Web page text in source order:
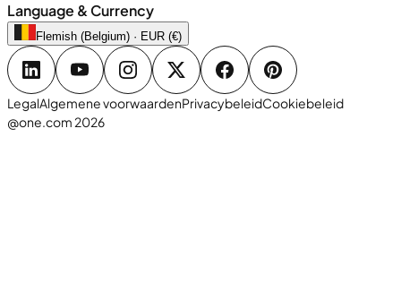
Language & Currency
Flemish (Belgium) · EUR (€)
LegalAlgemene voorwaardenPrivacybeleidCookiebeleid
@one.com 2026